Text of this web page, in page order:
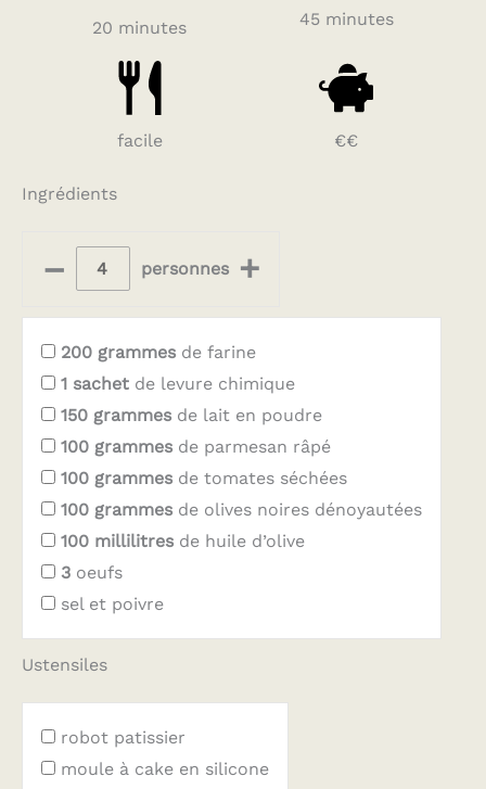
20 minutes 45 minutes
facile €€
Ingrédients
– personnes +
200 grammes de farine
1 sachet de levure chimique
150 grammes de lait en poudre
100 grammes de parmesan râpé
100 grammes de tomates séchées
100 grammes de olives noires dénoyautées
100 millilitres de huile d’olive
3 oeufs
sel et poivre
Ustensiles
robot patissier
moule à cake en silicone